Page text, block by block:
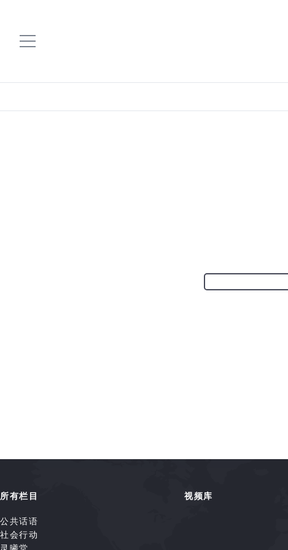
所有栏目
公共话语
社会行动
灵曦堂
视频库